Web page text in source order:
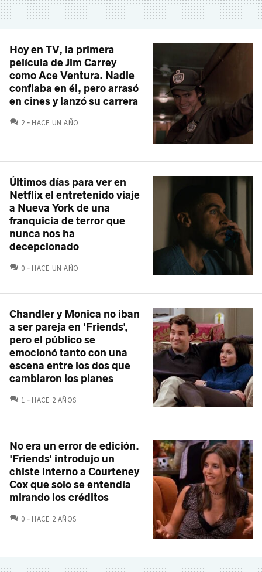
Hoy en TV, la primera
película de Jim Carrey
como Ace Ventura. Nadie
confiaba en él, pero arrasó
en cines y lanzó su carrera
2 COMENTARIOS
HACE UN AÑO
Últimos días para ver en
Netflix el entretenido viaje
a Nueva York de una
franquicia de terror que
nunca nos ha
decepcionado
0 COMENTARIOS
HACE UN AÑO
Chandler y Monica no iban
a ser pareja en 'Friends',
pero el público se
emocionó tanto con una
escena entre los dos que
cambiaron los planes
1 COMENTARIOS
HACE 2 AÑOS
No era un error de edición.
'Friends' introdujo un
chiste interno a Courteney
Cox que solo se entendía
mirando los créditos
0 COMENTARIOS
HACE 2 AÑOS